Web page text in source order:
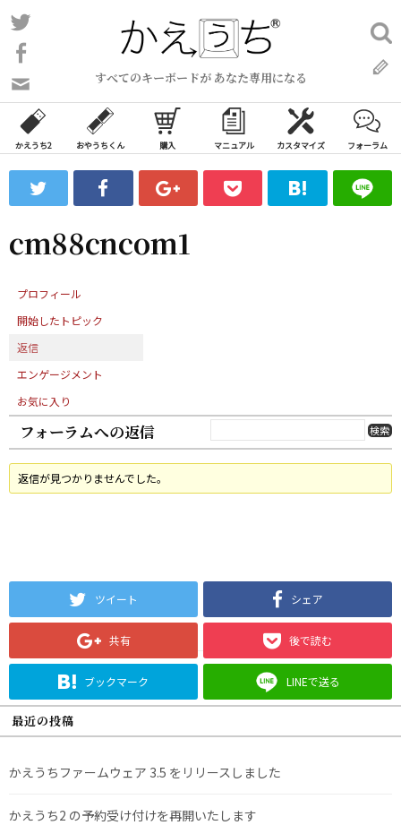
コ
ン
ン
ツ
ス
ッ
すべてのキーボードが あなた専用になる
い
合
わ
フ
ォ
ム
検
索:
かえうち2 おやうちくん 購入 マニュアル カスタマイズ フォーラム
cm88cncom1
プロフィール
開始したトピック
返信
エンゲージメント
お気に入り
フォーラムへの返信
返信が見つかりませんでした。
ツイート シェア
共有 後で読む
ブックマーク LINEで送る
最近の投稿
かえうちファームウェア 3.5 をリリースしました
かえうち2 の予約受け付けを再開いたします